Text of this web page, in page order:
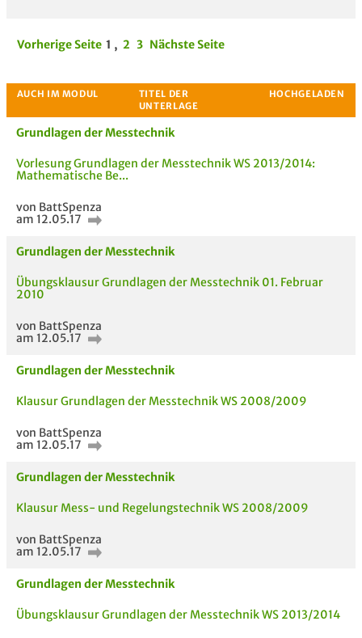
Vorherige Seite 1 , 2 3 Nächste Seite
UNTERLAGE
Grundlagen der Messtechnik
Vorlesung Grundlagen der Messtechnik WS 2013/2014:
Mathematische Be...
von BattSpenza
am 12.05.17
Grundlagen der Messtechnik
Übungsklausur Grundlagen der Messtechnik 01. Februar
2010
von BattSpenza
am 12.05.17
Grundlagen der Messtechnik
Klausur Grundlagen der Messtechnik WS 2008/2009
von BattSpenza
am 12.05.17
Grundlagen der Messtechnik
Klausur Mess- und Regelungstechnik WS 2008/2009
von BattSpenza
am 12.05.17
Grundlagen der Messtechnik
Übungsklausur Grundlagen der Messtechnik WS 2013/2014